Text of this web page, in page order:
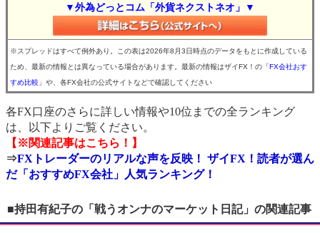
▼外為どっとコム「外貨ネクストネオ」▼
※スプレッドはすべて例外あり。この表は2026年8月3日時点のデータをもとに作成している
ため、最新の情報とは異なっている場合があります。最新の情報はザイFX！の 「FX会社おす
すめ比較」 や、各FX会社の公式サイトなどで確認してください
各FX口座のさらに詳しい情報や10位までの全ランキング
は、以下よりご覧ください。
【※関連記事はこちら！】
⇒FXトレーダーのリアルな声を反映！ ザイFX！読者が選ん
だ「おすすめFX会社」人気ランキング！
■持田有紀子の「戦うオンナのマーケット日記」の関連記事